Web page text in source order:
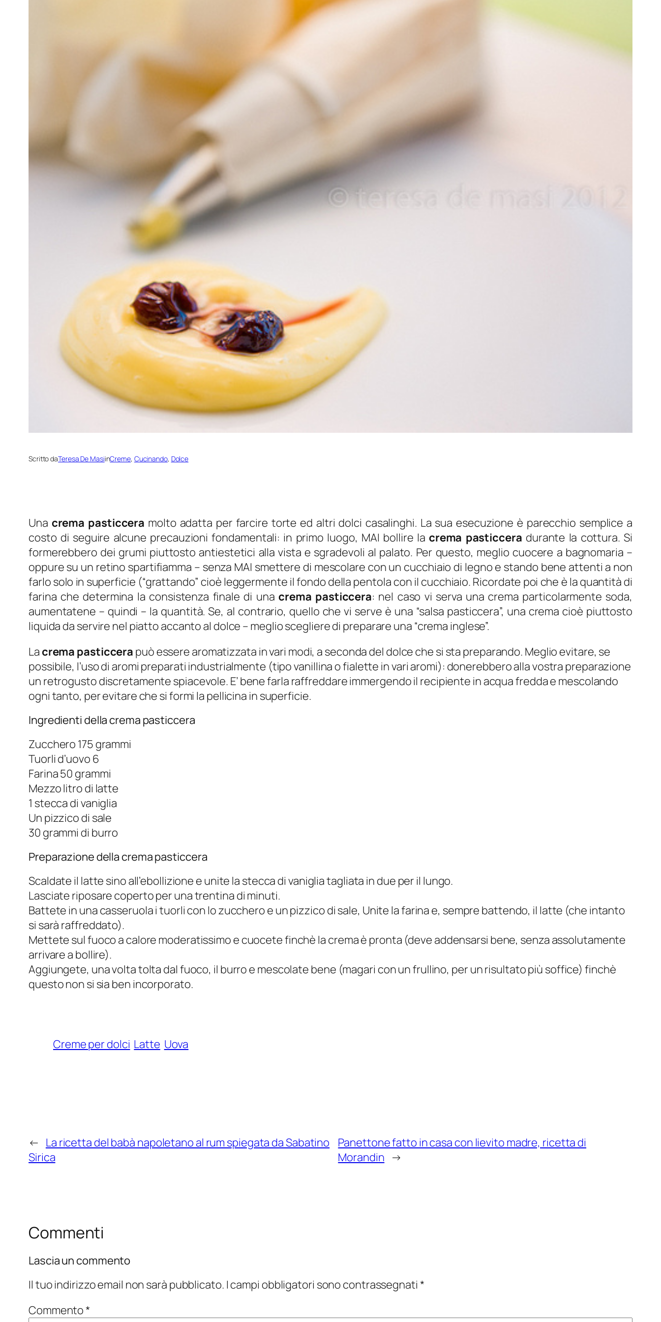
Scritto daTeresa De MasiinCreme, Cucinando, Dolce
Una crema pasticcera molto adatta per farcire torte ed altri dolci casalinghi. La sua esecuzione è parecchio semplice a
costo di seguire alcune precauzioni fondamentali: in primo luogo, MAI bollire la crema pasticcera durante la cottura. Si
formerebbero dei grumi piuttosto antiestetici alla vista e sgradevoli al palato. Per questo, meglio cuocere a bagnomaria –
oppure su un retino spartifiamma – senza MAI smettere di mescolare con un cucchiaio di legno e stando bene attenti a non
farlo solo in superficie (“grattando” cioè leggermente il fondo della pentola con il cucchiaio. Ricordate poi che è la quantità di
farina che determina la consistenza finale di una crema pasticcera: nel caso vi serva una crema particolarmente soda,
aumentatene – quindi – la quantità. Se, al contrario, quello che vi serve è una “salsa pasticcera”, una crema cioè piuttosto
liquida da servire nel piatto accanto al dolce – meglio scegliere di preparare una “crema inglese”.
La crema pasticcera può essere aromatizzata in vari modi, a seconda del dolce che si sta preparando. Meglio evitare, se
possibile, l’uso di aromi preparati industrialmente (tipo vanillina o fialette in vari aromi): donerebbero alla vostra preparazione
un retrogusto discretamente spiacevole. E’ bene farla raffreddare immergendo il recipiente in acqua fredda e mescolando
ogni tanto, per evitare che si formi la pellicina in superficie.
Ingredienti della crema pasticcera
Zucchero 175 grammi
Tuorli d’uovo 6
Farina 50 grammi
Mezzo litro di latte
1 stecca di vaniglia
Un pizzico di sale
30 grammi di burro
Preparazione della crema pasticcera
Scaldate il latte sino all’ebollizione e unite la stecca di vaniglia tagliata in due per il lungo.
Lasciate riposare coperto per una trentina di minuti.
Battete in una casseruola i tuorli con lo zucchero e un pizzico di sale, Unite la farina e, sempre battendo, il latte (che intanto
si sarà raffreddato).
Mettete sul fuoco a calore moderatissimo e cuocete finchè la crema è pronta (deve addensarsi bene, senza assolutamente
arrivare a bollire).
Aggiungete, una volta tolta dal fuoco, il burro e mescolate bene (magari con un frullino, per un risultato più soffice) finchè
questo non si sia ben incorporato.
Creme per dolci Latte Uova
← La ricetta del babà napoletano al rum spiegata da Sabatino
Sirica
Panettone fatto in casa con lievito madre, ricetta di
Morandin →
Commenti
Lascia un commento
Il tuo indirizzo email non sarà pubblicato. I campi obbligatori sono contrassegnati *
Commento*